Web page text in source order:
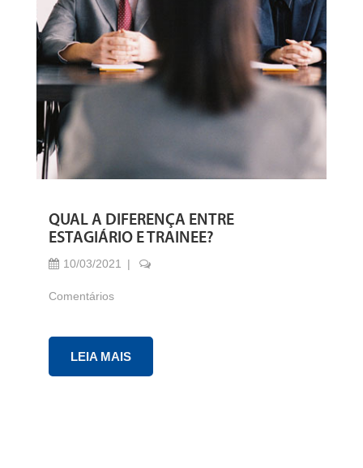
QUAL A DIFERENÇA ENTRE
ESTAGIÁRIO E TRAINEE?
10/03/2021
Comentários
LEIA MAIS